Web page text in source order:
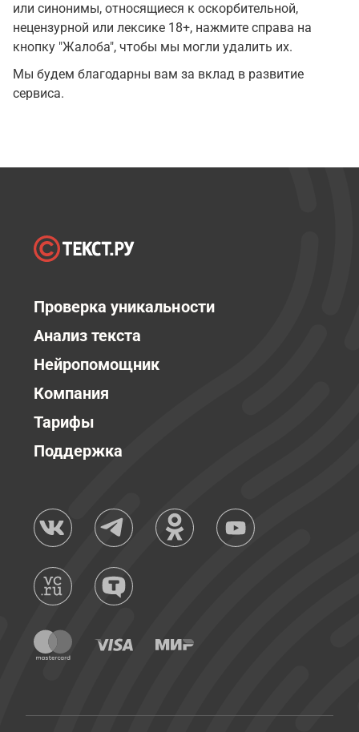
или синонимы, относящиеся к оскорбительной,
нецензурной или лексике 18+, нажмите справа на
кнопку "Жалоба", чтобы мы могли удалить их.
Мы будем благодарны вам за вклад в развитие
сервиса.
Проверка уникальности
Анализ текста
Нейропомощник
Компания
Тарифы
Поддержка